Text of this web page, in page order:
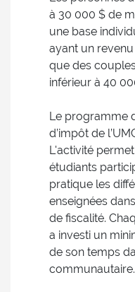
à 30 000 $ de
une base
ayant un
que des
inférieur à 40
Le programme
d’impôt de
L'activité
étudiants
pratique les
enseignées
de fiscalité.
a investi un
de son temps
communautaire.